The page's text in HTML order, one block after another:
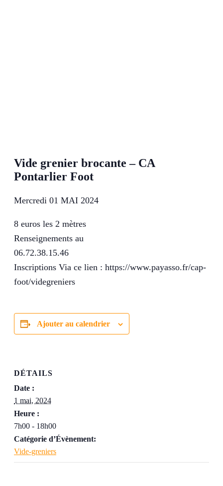
Vide grenier brocante – CA
Pontarlier Foot
Mercredi 01 MAI 2024
8 euros les 2 mètres
Renseignements au
06.72.38.15.46
Inscriptions Via ce lien : https://www.payasso.fr/cap-
foot/videgreniers
Ajouter au calendrier
DÉTAILS
Date :
1 mai, 2024
Heure :
7h00 - 18h00
Catégorie d’Évènement:
Vide-greniers